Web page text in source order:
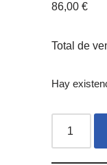
86,00 €
Total de
Hay